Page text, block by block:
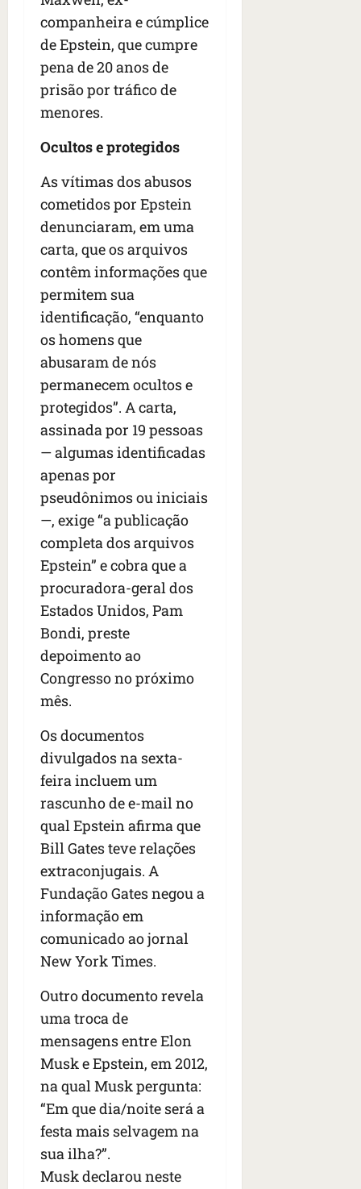
companheira e cúmplice
de Epstein, que cumpre
pena de 20 anos de
prisão por tráfico de
menores.
Ocultos e protegidos
As vítimas dos abusos
cometidos por Epstein
denunciaram, em uma
carta, que os arquivos
contêm informações que
permitem sua
identificação, “enquanto
os homens que
abusaram de nós
permanecem ocultos e
protegidos”. A carta,
assinada por 19 pessoas
— algumas identificadas
apenas por
pseudônimos ou iniciais
—, exige “a publicação
completa dos arquivos
Epstein” e cobra que a
procuradora-geral dos
Estados Unidos, Pam
Bondi, preste
depoimento ao
Congresso no próximo
mês.
Os documentos
divulgados na sexta-
feira incluem um
rascunho de e-mail no
qual Epstein afirma que
Bill Gates teve relações
extraconjugais. A
Fundação Gates negou a
informação em
comunicado ao jornal
New York Times.
Outro documento revela
uma troca de
mensagens entre Elon
Musk e Epstein, em 2012,
na qual Musk pergunta:
“Em que dia/noite será a
festa mais selvagem na
sua ilha?”.
Musk declarou neste